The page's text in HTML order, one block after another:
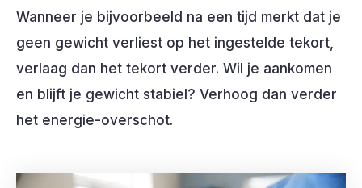
Wanneer je bijvoorbeeld na een tijd merkt dat je
geen gewicht verliest op het ingestelde tekort,
verlaag dan het tekort verder. Wil je aankomen
en blijft je gewicht stabiel? Verhoog dan verder
het energie-overschot.